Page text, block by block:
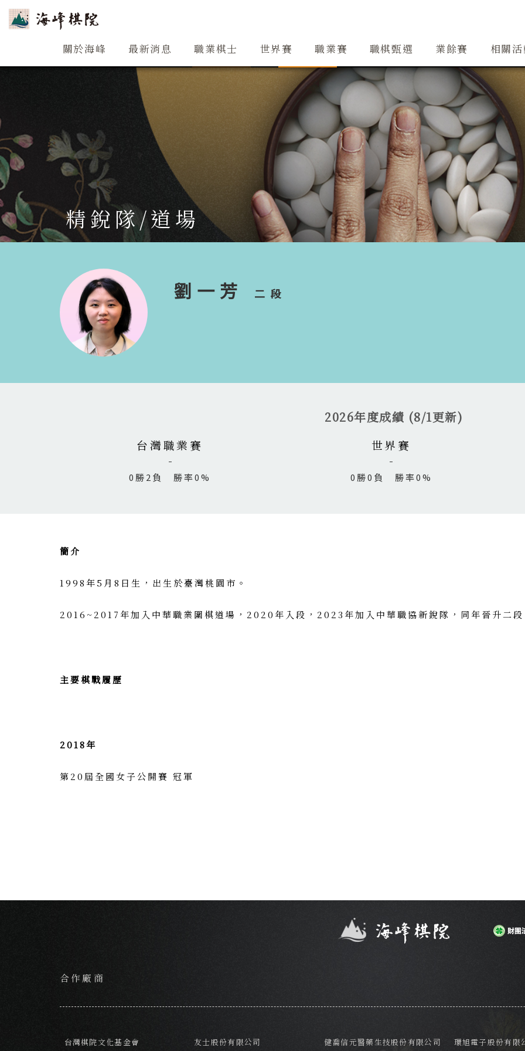
關於海峰 最新消息 職業棋士 世界賽 職業賽 職棋甄選 業餘賽 相關活
關於海峰 創辦人簡介 大事紀 行事曆
精銳隊 道場 精銳隊交流
精銳隊/道場
劉一芳 二段
2026年度成績 (8/1更新)
台灣職業賽
0勝2負 勝率0%
世界賽
0勝0負 勝率0%
簡介
1998年5月8日生，出生於臺灣桃園市。
2016~2017年加入中華職業圍棋道場，2020年入段，2023年加入中華職協新銳隊，同年晉升二段
主要棋戰履歷
2018年
第20屆全國女子公開賽 冠軍
合作廠商
台灣棋院文化基金會 友士股份有限公司 健喬信元醫藥生技股份有限公司 環旭電子股份有限